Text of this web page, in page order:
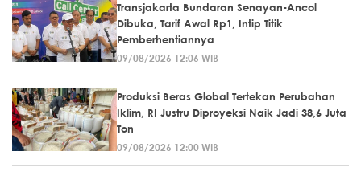
Transjakarta Bundaran Senayan-Ancol
Dibuka, Tarif Awal Rp1, Intip Titik
Pemberhentiannya
09/08/2026 12:06 WIB
Produksi Beras Global Tertekan Perubahan
Iklim, RI Justru Diproyeksi Naik Jadi 38,6 Juta
Ton
09/08/2026 12:00 WIB